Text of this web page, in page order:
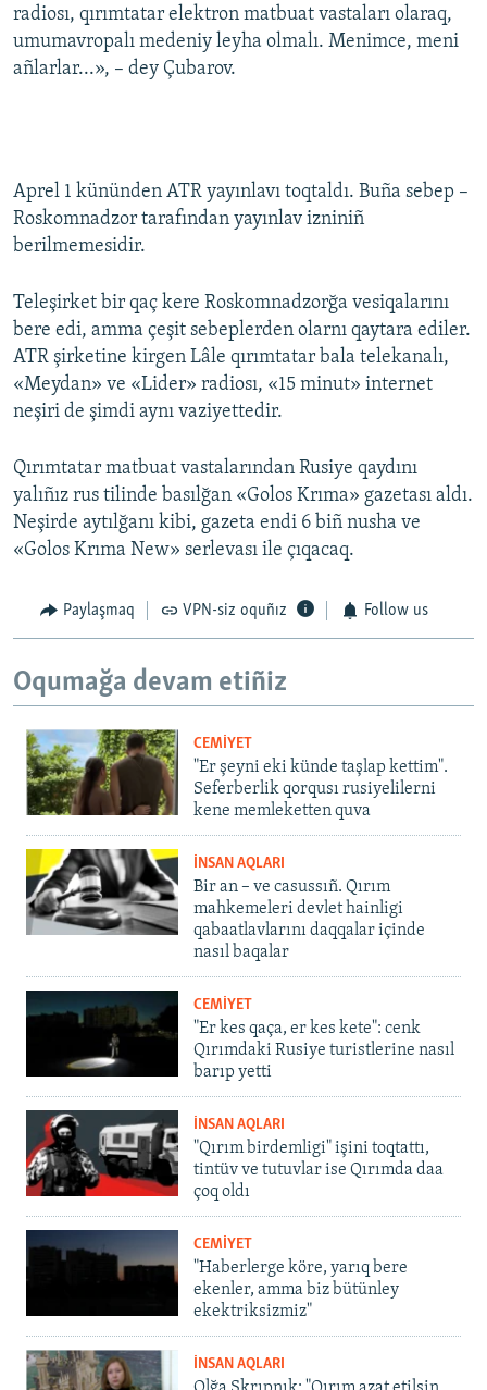
radiosı, qırımtatar elektron matbuat vastaları olaraq,
umumavropalı medeniy leyha olmalı. Menimce, meni
añlarlar...», – dey Çubarov.
Aprel 1 kününden ATR yayınlavı toqtaldı. Buña sebep –
Roskomnadzor tarafından yayınlav izniniñ
berilmemesidir.
Teleşirket bir qaç kere Roskomnadzorğa vesiqalarını
bere edi, amma çeşit sebeplerden olarnı qaytara ediler.
ATR şirketine kirgen Lâle qırımtatar bala telekanalı,
«Meydan» ve «Lider» radiosı, «15 minut» internet
neşiri de şimdi aynı vaziyettedir.
Qırımtatar matbuat vastalarından Rusiye qaydını
yalıñız rus tilinde basılğan «Golos Krıma» gazetası aldı.
Neşirde aytılğanı kibi, gazeta endi 6 biñ nusha ve
«Golos Krıma New» serlevası ile çıqacaq.
Paylaşmaq VPN-siz oquñız Follow us
Oqumağa devam etiñiz
CEMİYET
"Er şeyni eki künde taşlap kettim".
Seferberlik qorqusı rusiyelilerni
kene memleketten quva
İNSAN AQLARI
Bir an – ve casussıñ. Qırım
mahkemeleri devlet hainligi
qabaatlavlarını daqqalar içinde
nasıl baqalar
CEMİYET
"Er kes qaça, er kes kete": cenk
Qırımdaki Rusiye turistlerine nasıl
barıp yetti
İNSAN AQLARI
"Qırım birdemligi" işini toqtattı,
tintüv ve tutuvlar ise Qırımda daa
çoq oldı
CEMİYET
"Haberlerge köre, yarıq bere
ekenler, amma biz bütünley
ekektriksizmiz"
İNSAN AQLARI